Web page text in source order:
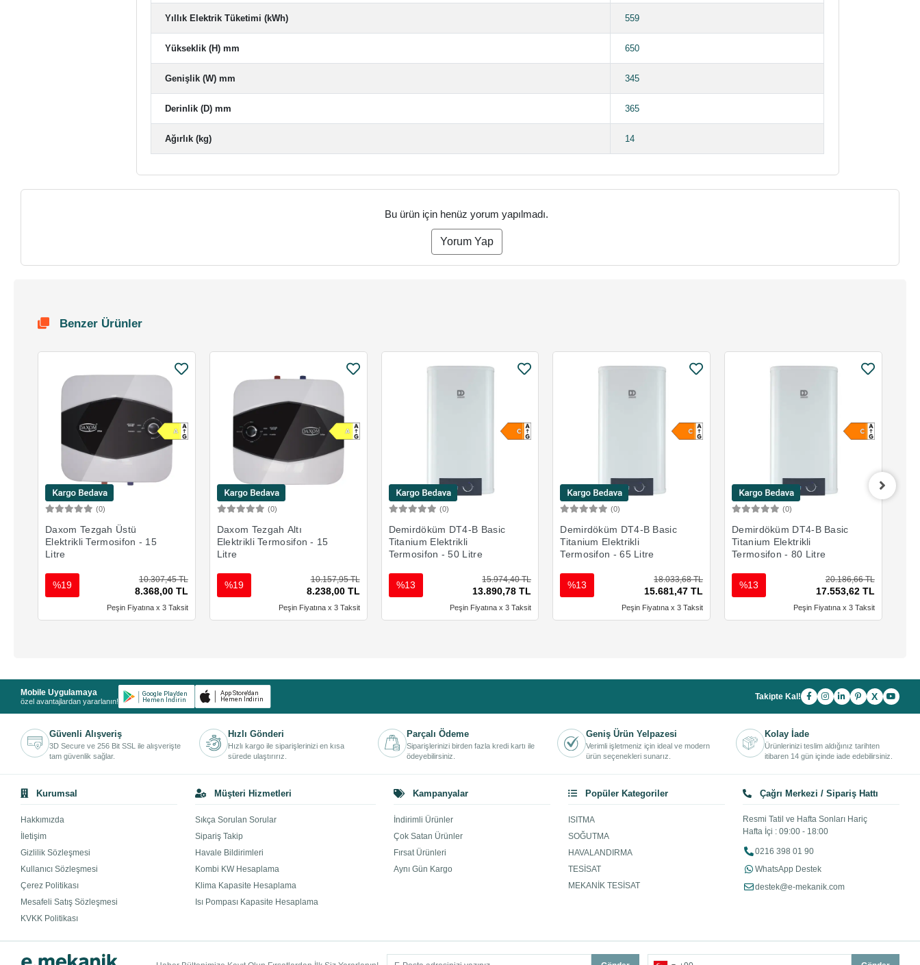
Yıllık Elektrik Tüketimi (kWh) 559
Yükseklik (H) mm 650
Genişlik (W) mm 345
Derinlik (D) mm 365
Ağırlık (kg) 14
Bu ürün için henüz yorum yapılmadı.
Yorum Yap
Benzer Ürünler
(0)
Daxom Tezgah Üstü
Elektrikli Termosifon - 15
Litre
10.307,45 TL
8.368,00 TL
%19
Peşin Fiyatına x 3 Taksit
(0)
Daxom Tezgah Altı
Elektrikli Termosifon - 15
Litre
10.157,95 TL
8.238,00 TL
%19
Peşin Fiyatına x 3 Taksit
(0)
Demirdöküm DT4-B Basic
Titanium Elektrikli
Termosifon - 50 Litre
15.974,40 TL
13.890,78 TL
%13
Peşin Fiyatına x 3 Taksit
(0)
Demirdöküm DT4-B Basic
Titanium Elektrikli
Termosifon - 65 Litre
18.033,68 TL
15.681,47 TL
%13
Peşin Fiyatına x 3 Taksit
(0)
Demirdöküm DT4-B Basic
Titanium Elektrikli
Termosifon - 80 Litre
20.186,66 TL
17.553,62 TL
%13
Peşin Fiyatına x 3 Taksit
Mobile Uygulamaya
özel avantajlardan yararlanın! Takipte Kal! X
Güvenli Alışveriş
3D Secure ve 256 Bit SSL ile alışverişte
tam güvenlik sağlar.
Hızlı Gönderi
Hızlı kargo ile siparişlerinizi en kısa
sürede ulaştırırız.
Parçalı Ödeme
Siparişlerinizi birden fazla kredi kartı ile
ödeyebilirsiniz.
Geniş Ürün Yelpazesi
Verimli işletmeniz için ideal ve modern
ürün seçenekleri sunarız.
Kolay İade
Ürünlerinizi teslim aldığınız tarihten
itibaren 14 gün içinde iade edebilirsiniz.
Kurumsal
Hakkımızda
İletişim
Gizlilik Sözleşmesi
Kullanıcı Sözleşmesi
Çerez Politikası
Mesafeli Satış Sözleşmesi
KVKK Politikası
Müşteri Hizmetleri
Sıkça Sorulan Sorular
Sipariş Takip
Havale Bildirimleri
Kombi KW Hesaplama
Klima Kapasite Hesaplama
Isı Pompası Kapasite Hesaplama
Kampanyalar
İndirimli Ürünler
Çok Satan Ürünler
Fırsat Ürünleri
Aynı Gün Kargo
Popüler Kategoriler
ISITMA
SOĞUTMA
HAVALANDIRMA
TESİSAT
MEKANİK TESİSAT
Çağrı Merkezi / Sipariş Hattı
Resmi Tatil ve Hafta Sonları Hariç
Hafta İçi : 09:00 - 18:00
0216 398 01 90
WhatsApp Destek
destek@e-mekanik.com